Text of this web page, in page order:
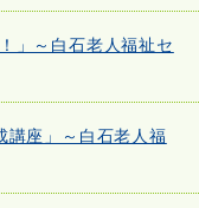
」～白石老人福祉セ
座」～白石老人福